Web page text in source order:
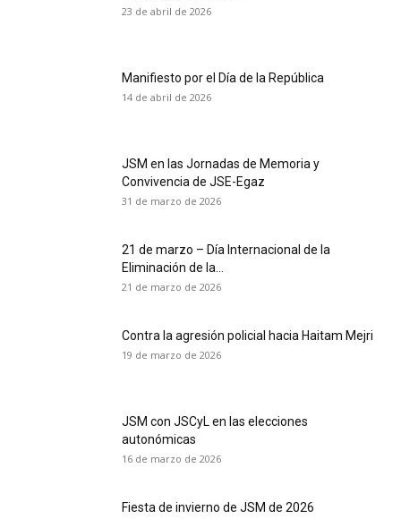
23 de abril de 2026
Manifiesto por el Día de la República
14 de abril de 2026
JSM en las Jornadas de Memoria y
Convivencia de JSE-Egaz
31 de marzo de 2026
21 de marzo – Día Internacional de la
Eliminación de la...
21 de marzo de 2026
Contra la agresión policial hacia Haitam Mejri
19 de marzo de 2026
JSM con JSCyL en las elecciones
autonómicas
16 de marzo de 2026
Fiesta de invierno de JSM de 2026